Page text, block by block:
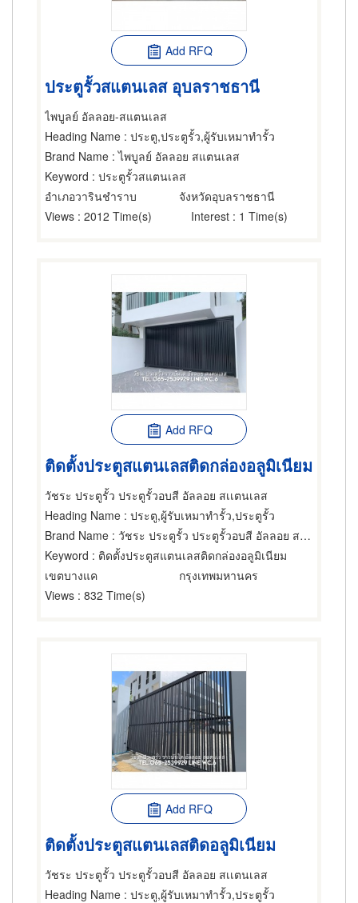
Add RFQ
ประตูรั้วสแตนเลส อุบลราชธานี
ไพบูลย์ อัลลอย-สแตนเลส
Heading Name : ประตู,ประตูรั้ว,ผู้รับเหมาทำรั้ว
Brand Name : ไพบูลย์ อัลลอย สแตนเลส
Keyword : ประตูรั้วสแตนเลส
อำเภอวารินชำราบ
จังหวัดอุบลราชธานี
Views : 2012 Time(s) Interest : 1 Time(s)
Add RFQ
ติดตั้งประตูสแตนเลสติดกล่องอลูมิเนียม
วัชระ ประตูรั้ว ประตูรั้วอบสี อัลลอย สเเตนเลส
Heading Name : ประตู,ผู้รับเหมาทำรั้ว,ประตูรั้ว
Brand Name : วัชระ ประตูรั้ว ประตูรั้วอบสี อัลลอย สเเตนเลส
Keyword : ติดตั้งประตูสแตนเลสติดกล่องอลูมิเนียม
เขตบางแค
กรุงเทพมหานคร
Views : 832 Time(s)
Add RFQ
ติดตั้งประตูสแตนเลสติดอลูมิเนียม
วัชระ ประตูรั้ว ประตูรั้วอบสี อัลลอย สเเตนเลส
Heading Name : ประตู,ผู้รับเหมาทำรั้ว,ประตูรั้ว